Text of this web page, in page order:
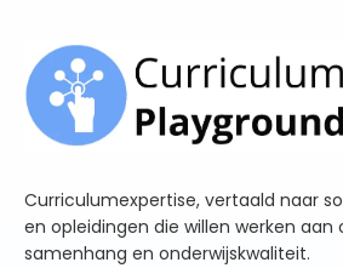
Curriculumexpertise, vertaald naar
en opleidingen die willen werken aan
samenhang en onderwijskwaliteit.